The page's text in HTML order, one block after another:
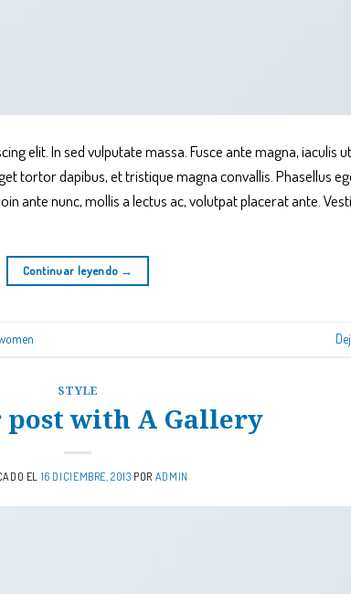
elit. In sed vulputate massa. Fusce ante magna, iaculis
tortor dapibus, et tristique magna convallis. Phasellus
ante nunc, mollis a lectus ac, volutpat placerat ante.
Continuar leyendo →
STYLE
with A Gallery
EL 16 DICIEMBRE, 2013 POR ADMIN